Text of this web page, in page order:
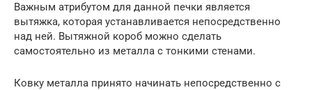
Важным атрибутом для данной печки является
вытяжка, которая устанавливается непосредственно
над ней. Вытяжной короб можно сделать
самостоятельно из металла с тонкими стенами.
Ковку металла принято начинать непосредственно с